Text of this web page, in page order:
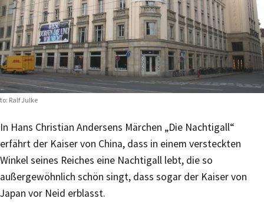
Ralf Julke
In Hans Christian Andersens Märchen „Die Nachtigall“
erfährt der Kaiser von China, dass in einem versteckten
Winkel seines Reiches eine Nachtigall lebt, die so
außergewöhnlich schön singt, dass sogar der Kaiser von
Japan vor Neid erblasst.